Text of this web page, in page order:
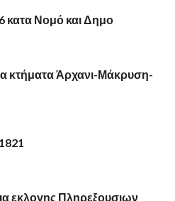
κατα Νομό και Δημο
κτήματα Άρχανι-Μάκρυση-
εκλογης Πληρεξουσιων